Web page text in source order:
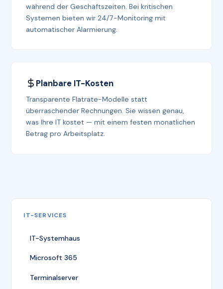
während der Geschäftszeiten. Bei kritischen
Systemen bieten wir 24/7-Monitoring mit
automatischer Alarmierung.
Planbare IT-Kosten
Transparente Flatrate-Modelle statt
überraschender Rechnungen. Sie wissen genau,
was Ihre IT kostet — mit einem festen monatlichen
Betrag pro Arbeitsplatz.
IT-SERVICES
IT-Systemhaus
Microsoft 365
Terminalserver